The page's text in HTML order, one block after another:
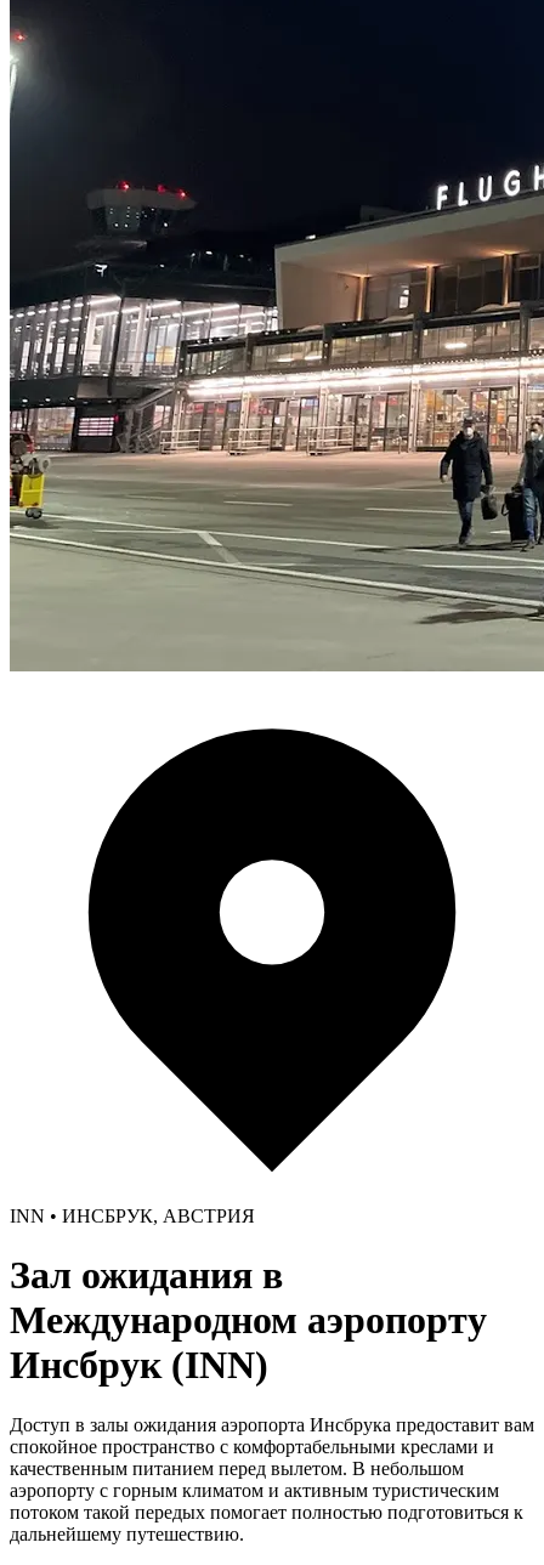
INN • ИНСБРУК, АВСТРИЯ
Зал ожидания в
Международном аэропорту
Инсбрук (INN)
Доступ в залы ожидания аэропорта Инсбрука предоставит вам
спокойное пространство с комфортабельными креслами и
качественным питанием перед вылетом. В небольшом
аэропорту с горным климатом и активным туристическим
потоком такой передых помогает полностью подготовиться к
дальнейшему путешествию.